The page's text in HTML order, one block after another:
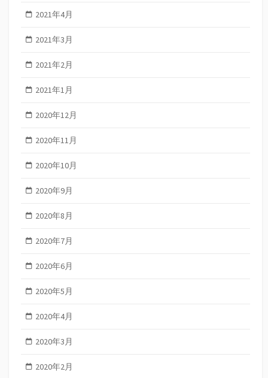
2021年4月
2021年3月
2021年2月
2021年1月
2020年12月
2020年11月
2020年10月
2020年9月
2020年8月
2020年7月
2020年6月
2020年5月
2020年4月
2020年3月
2020年2月